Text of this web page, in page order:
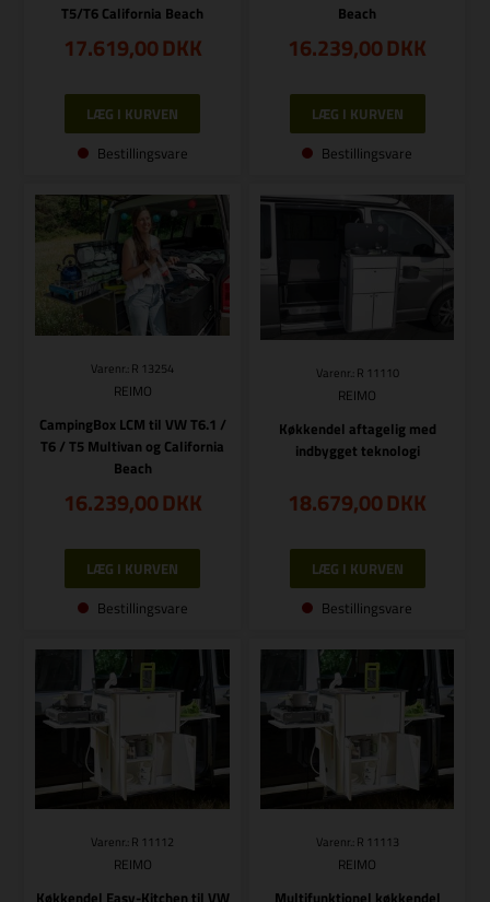
T5/T6 California Beach
17.619,00DKK
Bestillingsvare
Beach
16.239,00DKK
Bestillingsvare
Varenr.: R 13254
REIMO
CampingBox LCM til VW T6.1 /
T6 / T5 Multivan og California
Beach
16.239,00DKK
Bestillingsvare
Varenr.: R 11110
REIMO
Køkkendel aftagelig med
indbygget teknologi
18.679,00DKK
Bestillingsvare
Varenr.: R 11112
REIMO
Køkkendel Easy-Kitchen til VW
Varenr.: R 11113
REIMO
Multifunktionel køkkendel